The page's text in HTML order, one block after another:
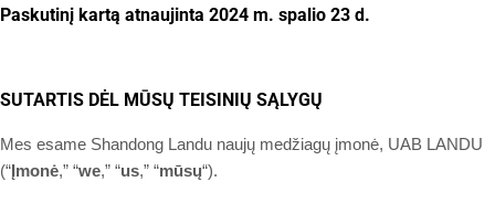
Paskutinį kartą atnaujinta 2024 m. spalio 23 d.
SUTARTIS DĖL MŪSŲ TEISINIŲ SĄLYGŲ
Mes esame Shandong Landu naujų medžiagų įmonė, UAB LANDU
(“ Įmonė,” “we,” “us,” “mūsų“).